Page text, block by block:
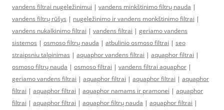
vandens filtrai nugeležinimui | vandens minkštinimo filtrų nauda |
vandens filtrų rūšys | nugeležinimo ir vandens monkštinimo filtrai |
vandens nukalkinimo filtrai | vandens filtrai | geriamo vandens
sistemos | osmoso filtrų nauda | atbulinio osmoso filtrai | seo
straipsniu talpinimas | aquaphor vandens filtrai | aquaphor filtrai |
osmoso filtrų nauda | osmoso filtrai | vandens filtrai aquaphor |
geriamo vandens filtrai | aquaphor filtrai | aquaphor filtrai | aquaphor
filtrai | aquaphor filtrai | aquaphor namams ir pramonei | aquaphor
filtrai | aquaphor filtrai | aquaphor filtrų nauda | aquaphor filtrai |